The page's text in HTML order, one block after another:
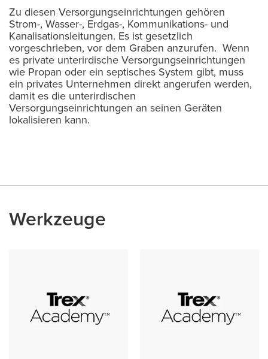
Zu diesen Versorgungseinrichtungen gehören
Strom-, Wasser-, Erdgas-, Kommunikations- und
Kanalisationsleitungen. Es ist gesetzlich
vorgeschrieben, vor dem Graben anzurufen. Wenn
es private unterirdische Versorgungseinrichtungen
wie Propan oder ein septisches System gibt, muss
ein privates Unternehmen direkt angerufen werden,
damit es die unterirdischen
Versorgungseinrichtungen an seinen Geräten
lokalisieren kann.
Werkzeuge